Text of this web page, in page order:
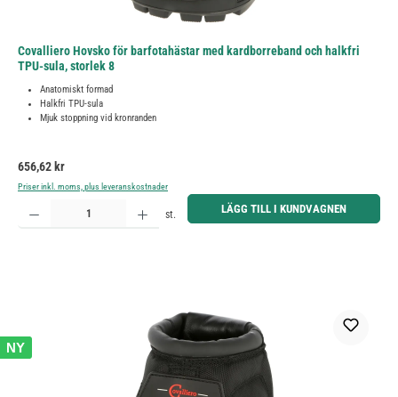
Covalliero Hovsko för barfotahästar med kardborreband och halkfri
TPU-sula, storlek 8
Anatomiskt formad
Halkfri TPU-sula
Mjuk stoppning vid kronranden
Ordinarie pris:
656,62 kr
Priser inkl. moms, plus leveranskostnader
Produktkvantitet: Ange önskat belopp eller använd knapparna för att öka eller minska kvantiteten.
st. LÄGG TILL I KUNDVAGNEN
NY